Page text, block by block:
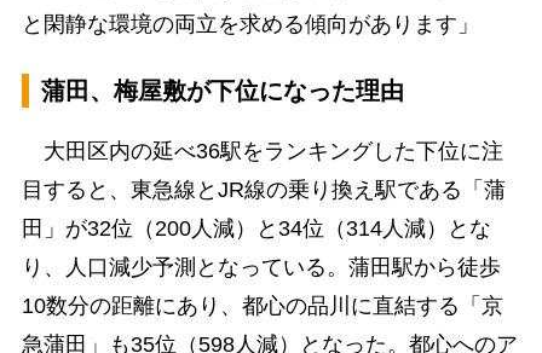
と閑静な環境の両立を求める傾向があります」
蒲田、梅屋敷が下位になった理由
大田区内の延べ36駅をランキングした下位に注
目すると、東急線とJR線の乗り換え駅である「蒲
田」が32位（200人減）と34位（314人減）とな
り、人口減少予測となっている。蒲田駅から徒歩
10数分の距離にあり、都心の品川に直結する「京
急蒲田」も35位（598人減）となった。都心へのア